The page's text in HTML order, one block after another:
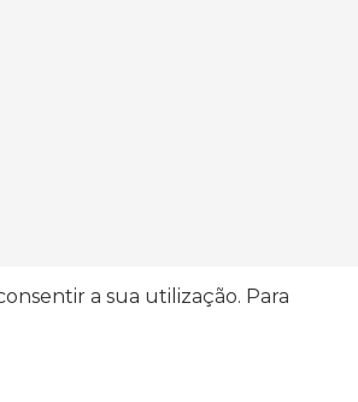
a sua utilização. Para